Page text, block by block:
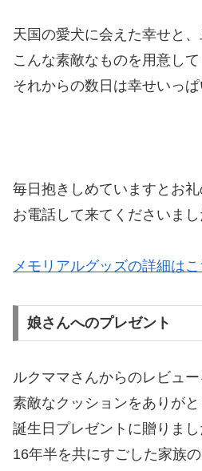
天国の愛犬に会えた幸せと
こんな素敵なものを用意して
それからの数日は幸せいっぱ
毎日抱きしめていますとお
お電話して来てくださいまし
メモリアルグッズの詳細はこ
娘さんへのプレゼント
ルクママさんからのレビュー
素敵なクッションをありが
誕生日プレゼントに贈りまし
16年半を共にすごした家族